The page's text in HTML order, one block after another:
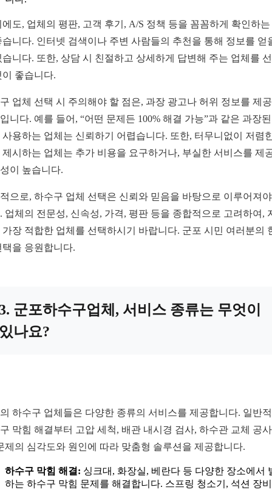
에도, 업체의 평판, 고객 후기, A/S 정책 등을 꼼꼼하게 확인하는
습니다. 인터넷 검색이나 주변 사람들의 추천을 통해 정보를 얻
습니다. 또한, 상담 시 친절하고 상세하게 답변해 주는 업체를
이 좋습니다.
업체 선택 시 주의해야 할 점은, 과장 광고나 허위 정보를 제
니다. 예를 들어, “어떤 문제든 100% 해결 가능”과 같은 과장
사용하는 업체는 신뢰하기 어렵습니다. 또한, 터무니없이 저렴
제시하는 업체는 추가 비용을 요구하거나, 부실한 서비스를 제
이 높습니다.
으로, 하수구 업체 선택은 신뢰와 믿음을 바탕으로 이루어져
업체의 전문성, 신속성, 가격, 평판 등을 종합적으로 고려하여,
가장 적합한 업체를 선택하시기 바랍니다. 군포 시민 여러분의
택을 응원합니다.
군포하수구업체, 서비스 종류는 무엇이
나요?
하수구 업체들은 다양한 종류의 서비스를 제공합니다. 일반
막힘 해결부터 고압 세척, 배관 내시경 검사, 하수관 교체 공
제의 심각도와 원인에 따라 맞춤형 솔루션을 제공합니다.
하수구 막힘 해결: 싱크대, 화장실, 베란다 등 다양한 장소에서
하는 하수구 막힘 문제를 해결합니다. 스프링 청소기, 석션 장